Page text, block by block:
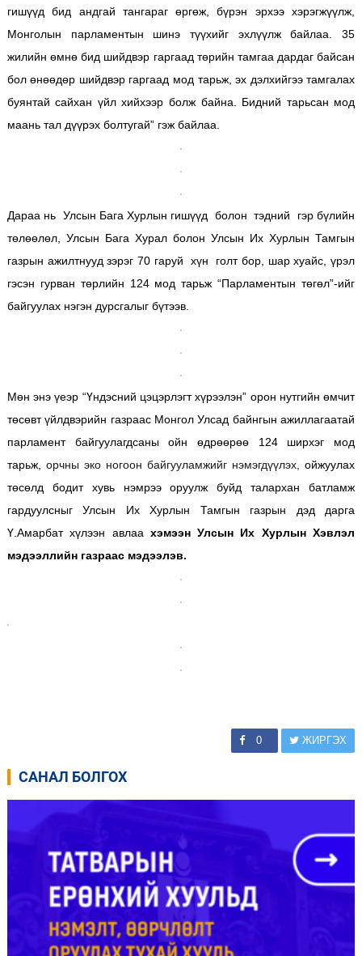
гишүүд бид андгай тангараг өргөж, бүрэн эрхээ хэрэгжүүлж,
Монголын парламентын шинэ түүхийг эхлүүлж байлаа. 35
жилийн өмнө бид шийдвэр гаргаад төрийн тамгаа дардаг байсан
бол өнөөдөр шийдвэр гаргаад мод тарьж, эх дэлхийгээ тамгалах
буянтай сайхан үйл хийхээр болж байна. Бидний тарьсан мод
маань тал дүүрэх болтугай” гэж байлаа.
Дараа нь Улсын Бага Хурлын гишүүд болон тэдний гэр бүлийн
төлөөлөл, Улсын Бага Хурал болон Улсын Их Хурлын Тамгын
газрын ажилтнууд зэрэг 70 гаруй хүн голт бор, шар хуайс, үрэл
гэсэн гурван төрлийн 124 мод тарьж “Парламентын төгөл”-ийг
байгуулах нэгэн дурсгалыг бүтээв.
Мөн энэ үеэр “Үндэсний цэцэрлэгт хүрээлэн” орон нутгийн өмчит
төсөвт үйлдвэрийн газраас Монгол Улсад байнгын ажиллагаатай
парламент байгуулагдсаны ойн өдрөөрөө 124 ширхэг мод
тарьж, орчны эко ногоон байгууламжийг нэмэгдүүлэх, ойжуулах
төсөлд бодит хувь нэмрээ оруулж буйд талархан батламж
гардуулсныг Улсын Их Хурлын Тамгын газрын дэд дарга
Ү.Амарбат хүлээн авлаа хэмээн Улсын Их Хурлын Хэвлэл
мэдээллийн газраас мэдээлэв.
0 ЖИРГЭХ
САНАЛ БОЛГОХ